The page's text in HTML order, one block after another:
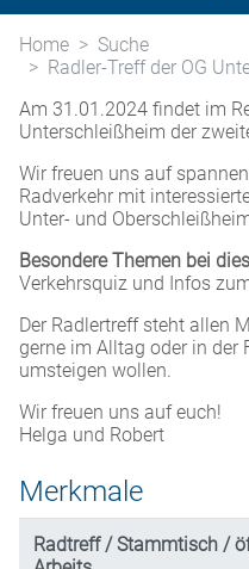
Home
Suche
Radler-Treff der OG
Am 31.01.2024 findet im
Unterschleißheim der
Wir freuen uns auf
Radverkehr mit
Unter- und
Besondere Themen bei
Verkehrsquiz und Infos
Der Radlertreff steht allen
gerne im Alltag oder in der
umsteigen wollen.
Wir freuen uns auf euch!
Helga und Robert
Merkmale
Radtreff / Stammtisch /